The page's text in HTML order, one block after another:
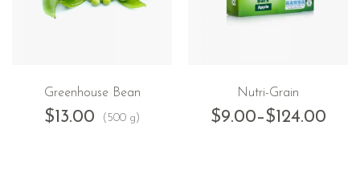
Greenhouse Bean
$13.00 (500 g)
Nutri-Grain
$9.00–$124.00